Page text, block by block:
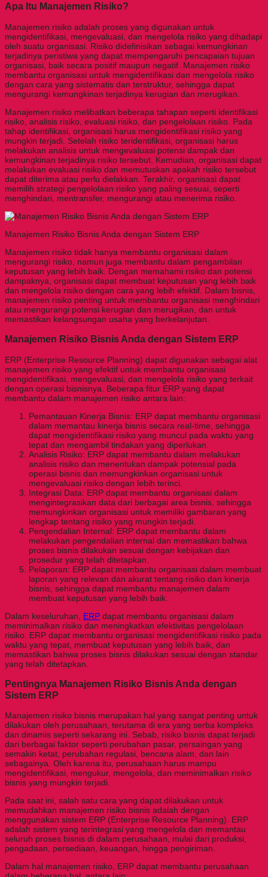
Apa Itu Manajemen Risiko?
Manajemen risiko adalah proses yang digunakan untuk
mengidentifikasi, mengevaluasi, dan mengelola risiko yang dihadapi
oleh suatu organisasi. Risiko didefinisikan sebagai kemungkinan
terjadinya peristiwa yang dapat mempengaruhi pencapaian tujuan
organisasi, baik secara positif maupun negatif. Manajemen risiko
membantu organisasi untuk mengidentifikasi dan mengelola risiko
dengan cara yang sistematis dan terstruktur, sehingga dapat
mengurangi kemungkinan terjadinya kerugian dan merugikan.
Manajemen risiko melibatkan beberapa tahapan seperti identifikasi
risiko, analisis risiko, evaluasi risiko, dan pengelolaan risiko. Pada
tahap identifikasi, organisasi harus mengidentifikasi risiko yang
mungkin terjadi. Setelah risiko teridentifikasi, organisasi harus
melakukan analisis untuk mengevaluasi potensi dampak dan
kemungkinan terjadinya risiko tersebut. Kemudian, organisasi dapat
melakukan evaluasi risiko dan memutuskan apakah risiko tersebut
dapat diterima atau perlu dielakkan. Terakhir, organisasi dapat
memilih strategi pengelolaan risiko yang paling sesuai, seperti
menghindari, mentransfer, mengurangi atau menerima risiko.
Manajemen Risiko Bisnis Anda dengan Sistem ERP
Manajemen risiko tidak hanya membantu organisasi dalam
mengurangi risiko, namun juga membantu dalam pengambilan
keputusan yang lebih baik. Dengan memahami risiko dan potensi
dampaknya, organisasi dapat membuat keputusan yang lebih baik
dan mengelola risiko dengan cara yang lebih efektif. Dalam bisnis,
manajemen risiko penting untuk membantu organisasi menghindari
atau mengurangi potensi kerugian dan merugikan, dan untuk
memastikan kelangsungan usaha yang berkelanjutan.
Manajemen Risiko Bisnis Anda dengan Sistem ERP
ERP (Enterprise Resource Planning) dapat digunakan sebagai alat
manajemen risiko yang efektif untuk membantu organisasi
mengidentifikasi, mengevaluasi, dan mengelola risiko yang terkait
dengan operasi bisnisnya. Beberapa fitur ERP yang dapat
membantu dalam manajemen risiko antara lain:
Pemantauan Kinerja Bisnis: ERP dapat membantu organisasi
dalam memantau kinerja bisnis secara real-time, sehingga
dapat mengidentifikasi risiko yang muncul pada waktu yang
tepat dan mengambil tindakan yang diperlukan.
Analisis Risiko: ERP dapat membantu dalam melakukan
analisis risiko dan menentukan dampak potensial pada
operasi bisnis dan memungkinkan organisasi untuk
mengevaluasi risiko dengan lebih terinci.
Integrasi Data: ERP dapat membantu organisasi dalam
mengintegrasikan data dari berbagai area bisnis, sehingga
memungkinkan organisasi untuk memiliki gambaran yang
lengkap tentang risiko yang mungkin terjadi.
Pengendalian Internal: ERP dapat membantu dalam
melakukan pengendalian internal dan memastikan bahwa
proses bisnis dilakukan sesuai dengan kebijakan dan
prosedur yang telah ditetapkan.
Pelaporan: ERP dapat membantu organisasi dalam membuat
laporan yang relevan dan akurat tentang risiko dan kinerja
bisnis, sehingga dapat membantu manajemen dalam
membuat keputusan yang lebih baik.
Dalam keseluruhan, ERP dapat membantu organisasi dalam
meminimalkan risiko dan meningkatkan efektivitas pengelolaan
risiko. ERP dapat membantu organisasi mengidentifikasi risiko pada
waktu yang tepat, membuat keputusan yang lebih baik, dan
memastikan bahwa proses bisnis dilakukan sesuai dengan standar
yang telah ditetapkan.
Pentingnya Manajemen Risiko Bisnis Anda dengan
Sistem ERP
Manajemen risiko bisnis merupakan hal yang sangat penting untuk
dilakukan oleh perusahaan, terutama di era yang serba kompleks
dan dinamis seperti sekarang ini. Sebab, risiko bisnis dapat terjadi
dari berbagai faktor seperti perubahan pasar, persaingan yang
semakin ketat, perubahan regulasi, bencana alam, dan lain
sebagainya. Oleh karena itu, perusahaan harus mampu
mengidentifikasi, mengukur, mengelola, dan meminimalkan risiko
bisnis yang mungkin terjadi.
Pada saat ini, salah satu cara yang dapat dilakukan untuk
memudahkan manajemen risiko bisnis adalah dengan
menggunakan sistem ERP (Enterprise Resource Planning). ERP
adalah sistem yang terintegrasi yang mengelola dan memantau
seluruh proses bisnis di dalam perusahaan, mulai dari produksi,
pengadaan, persediaan, keuangan, hingga pengiriman.
Dalam hal manajemen risiko, ERP dapat membantu perusahaan